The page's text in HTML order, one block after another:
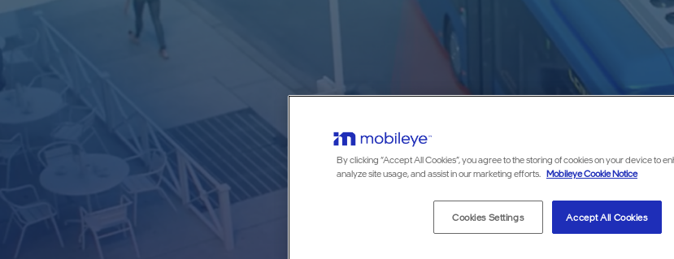
Détection d’angles
By clicking “Accept All Cookies”, you agree to the storing of cookies on your device to
analyze site usage, and assist in our marketing efforts. Mobileye Cookie Notice
Cookies Settings Accept All Cookies